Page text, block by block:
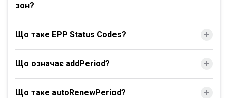
зон?
Що таке EPP Status Codes?
Що означає addPeriod?
Що таке autoRenewPeriod?